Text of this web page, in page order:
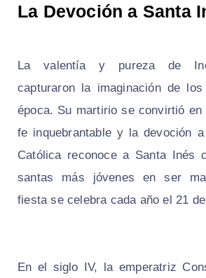
La Devoción a Santa
La valentía y pureza de
capturaron la imaginación de
época. Su martirio se convirtió
fe inquebrantable y la devoción
Católica reconoce a Santa Inés
santas más jóvenes en ser
fiesta se celebra cada año el 21
En el siglo IV, la emperatriz